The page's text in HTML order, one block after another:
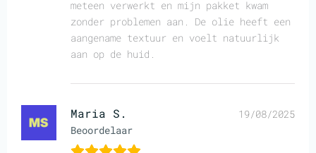
meteen verwerkt en mijn pakket kwam
zonder problemen aan. De olie heeft een
aangename textuur en voelt natuurlijk
aan op de huid.
Maria S.
Beoordelaar
19/08/2025